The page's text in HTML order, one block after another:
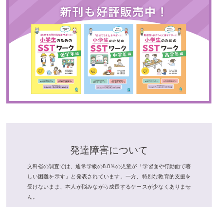
発達障害について
文科省の調査では、通常学級の8.8％の児童が「学習面や行動面で著
しい困難を示す」と発表されています。一方、特別な教育的支援を
受けないまま、本人が悩みながら成長するケースが少なくありませ
ん。